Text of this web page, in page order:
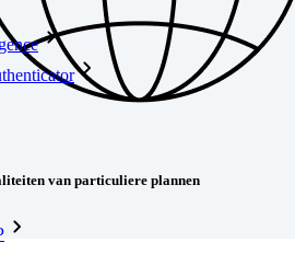
van particuliere plannen